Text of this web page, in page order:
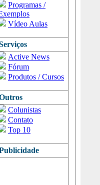
Programas /
Vídeo Aulas
Active News
Fórum
Produtos / Cursos
Colunistas
Contato
Top 10